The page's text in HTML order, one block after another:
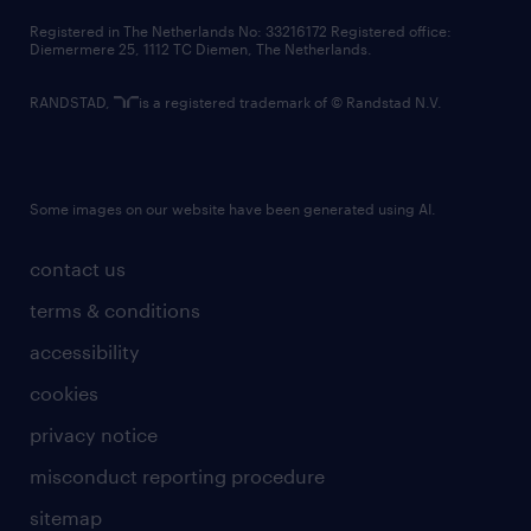
contact us
terms & conditions
accessibility
cookies
privacy notice
misconduct reporting procedure
sitemap
Registered in The Netherlands No: 33216172 Registered office:
Diemermere 25, 1112 TC Diemen, The Netherlands.
RANDSTAD, is a registered trademark of © Randstad N.V.
Some images on our website have been generated using AI.